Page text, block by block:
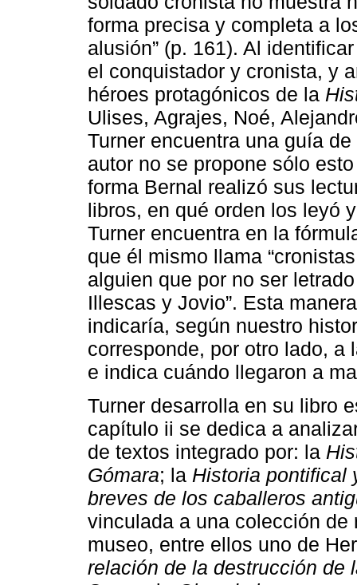
forma precisa y completa a
alusión” (p. 161). Al
el conquistador y cronista, y
héroes protagónicos de la
Ulises, Agrajes, Noé,
Turner encuentra una guía
autor no se propone sólo
forma Bernal realizó sus
libros, en qué orden los leyó
Turner encuentra en la
que él mismo llama
alguien que por no ser
Illescas y Jovio”. Esta
indicaría, según nuestro
corresponde, por otro lado,
e indica cuándo llegaron a
Turner desarrolla en su libro
capítulo ii se dedica a
de textos integrado por: la
Gómara; la Historia pontifical
breves de los caballeros
vinculada a una colección
museo, entre ellos uno de
relación de la destrucción de